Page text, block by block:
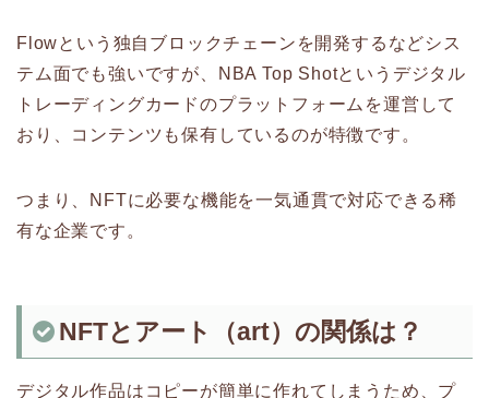
Flowという独自ブロックチェーンを開発するなどシス
テム面でも強いですが、NBA Top Shotというデジタル
トレーディングカードのプラットフォームを運営して
おり、コンテンツも保有しているのが特徴です。
つまり、NFTに必要な機能を一気通貫で対応できる稀
有な企業です。
NFTとアート（art）の関係は？
デジタル作品はコピーが簡単に作れてしまうため、プ